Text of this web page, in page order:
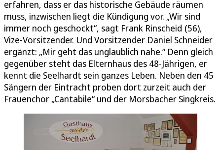
erfahren, dass er das historische Gebäude räumen
muss, inzwischen liegt die Kündigung vor. „Wir sind
immer noch geschockt“, sagt Frank Rinscheid (56),
Vize-Vorsitzender. Und Vorsitzender Daniel Schneider
ergänzt: „Mir geht das unglaublich nahe.“ Denn gleich
gegenüber steht das Elternhaus des 48-Jährigen, er
kennt die Seelhardt sein ganzes Leben. Neben den 45
Sängern der Eintracht proben dort zurzeit auch der
Frauenchor „Cantabile“ und der Morsbacher Singkreis.